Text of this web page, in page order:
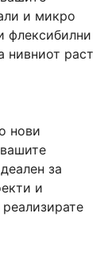
и микро
флексибилни
нивниот раст
нови
за
и